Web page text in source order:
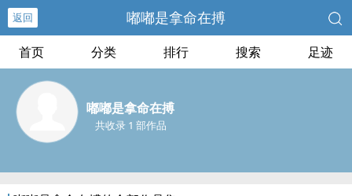
返回 嘟嘟是拿命在搏
首页 分类 排行 搜索 足迹
嘟嘟是拿命在搏
共收录 1 部作品